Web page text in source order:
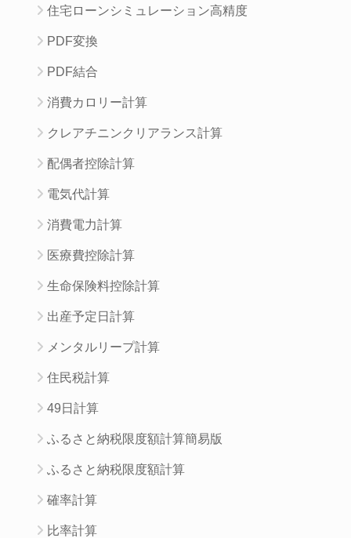
住宅ローンシミュレーション高精度
PDF変換
PDF結合
消費カロリー計算
クレアチニンクリアランス計算
配偶者控除計算
電気代計算
消費電力計算
医療費控除計算
生命保険料控除計算
出産予定日計算
メンタルリープ計算
住民税計算
49日計算
ふるさと納税限度額計算簡易版
ふるさと納税限度額計算
確率計算
比率計算